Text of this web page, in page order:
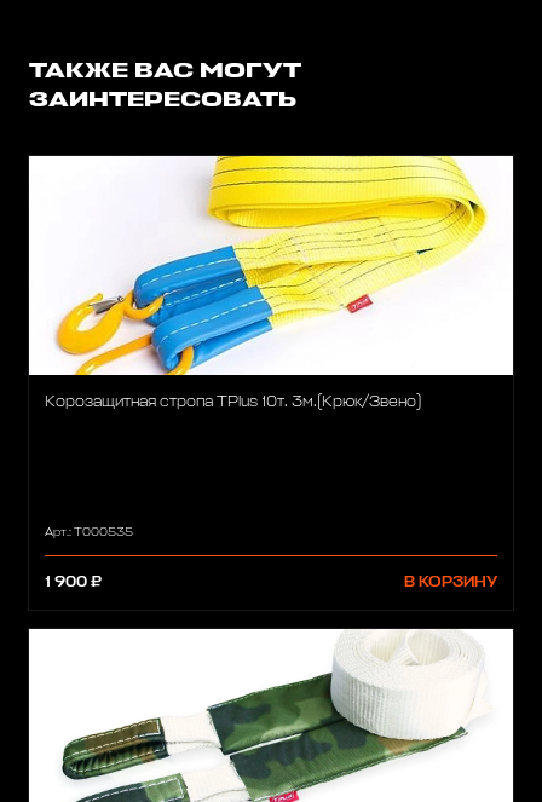
ТАКЖЕ ВАС МОГУТ
ЗАИНТЕРЕСОВАТЬ
Корозащитная стропа TPlus 10т. 3м.(Крюк/Звено)
Арт.: T000535
1 900 ₽ В КОРЗИНУ